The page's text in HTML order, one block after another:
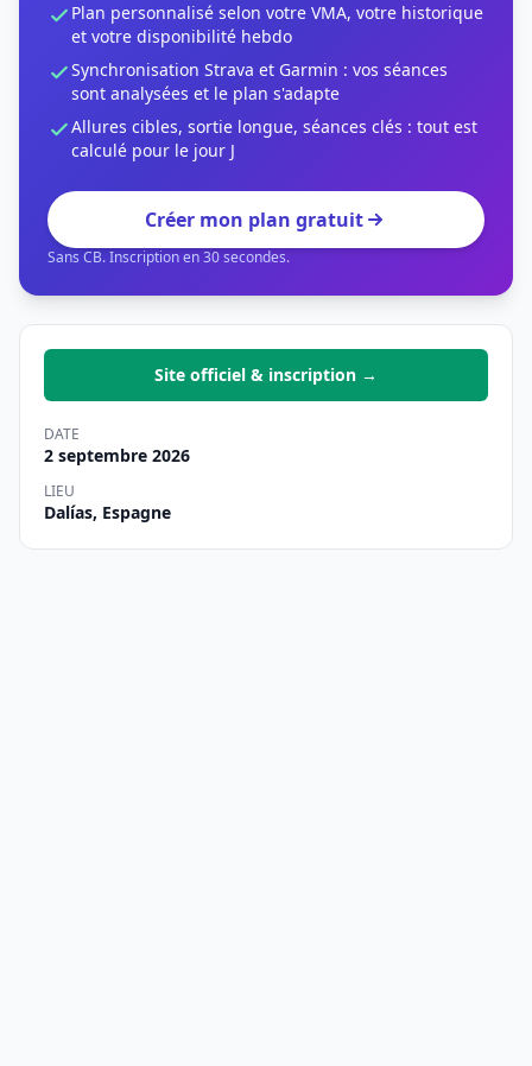
Plan personnalisé selon votre VMA, votre historique
et votre disponibilité hebdo
Synchronisation Strava et Garmin : vos séances
sont analysées et le plan s'adapte
Allures cibles, sortie longue, séances clés : tout est
calculé pour le jour J
Créer mon plan gratuit
Sans CB. Inscription en 30 secondes.
Site officiel & inscription →
DATE
2 septembre 2026
LIEU
Dalías, Espagne